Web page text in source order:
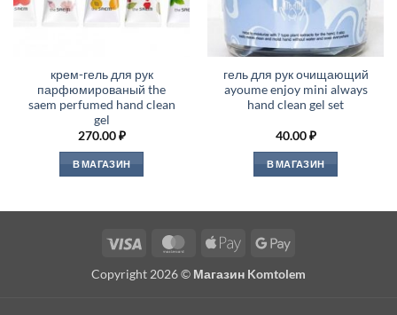
крем-гель для рук
парфюмированый the
saem perfumed hand clean
gel
270.00₽
В МАГАЗИН
гель для рук очищающий
ayoume enjoy mini always
hand clean gel set
40.00₽
В МАГАЗИН
Visa MasterCardApple
Google
Copyright 2026 © Магазин Komtolem